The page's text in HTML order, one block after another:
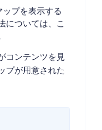
ップを表示する
については、こ
コンテンツを見
プが用意された